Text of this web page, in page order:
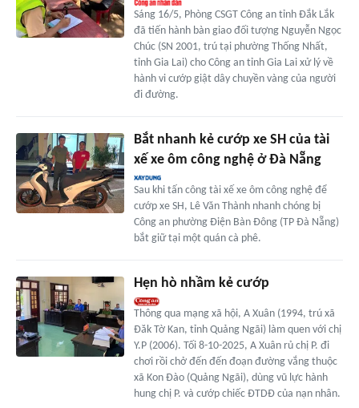
Sáng 16/5, Phòng CSGT Công an tỉnh Đắk Lắk
đã tiến hành bàn giao đối tượng Nguyễn Ngọc
Chúc (SN 2001, trú tại phường Thống Nhất,
tỉnh Gia Lai) cho Công an tỉnh Gia Lai xử lý về
hành vi cướp giật dây chuyền vàng của người
đi đường.
Bắt nhanh kẻ cướp xe SH của tài
xế xe ôm công nghệ ở Đà Nẵng
Sau khi tấn công tài xế xe ôm công nghệ để
cướp xe SH, Lê Văn Thành nhanh chóng bị
Công an phường Điện Bàn Đông (TP Đà Nẵng)
bắt giữ tại một quán cà phê.
Hẹn hò nhầm kẻ cướp
Thông qua mạng xã hội, A Xuân (1994, trú xã
Đăk Tờ Kan, tỉnh Quảng Ngãi) làm quen với chị
Y.P (2006). Tối 8-10-2025, A Xuân rủ chị P. đi
chơi rồi chở đến đến đoạn đường vắng thuộc
xã Kon Đào (Quảng Ngãi), dùng vũ lực hành
hung chị P. và cướp chiếc ĐTDĐ của nạn nhân.